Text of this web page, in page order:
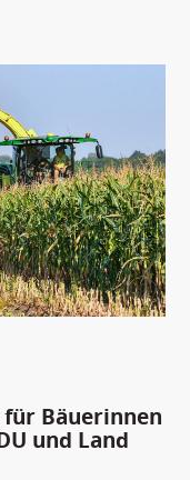
für Bäuerinnen
und Land